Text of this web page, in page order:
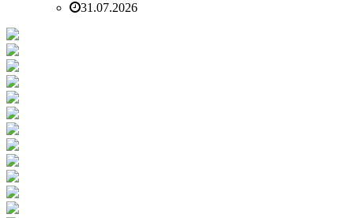
31.07.2026